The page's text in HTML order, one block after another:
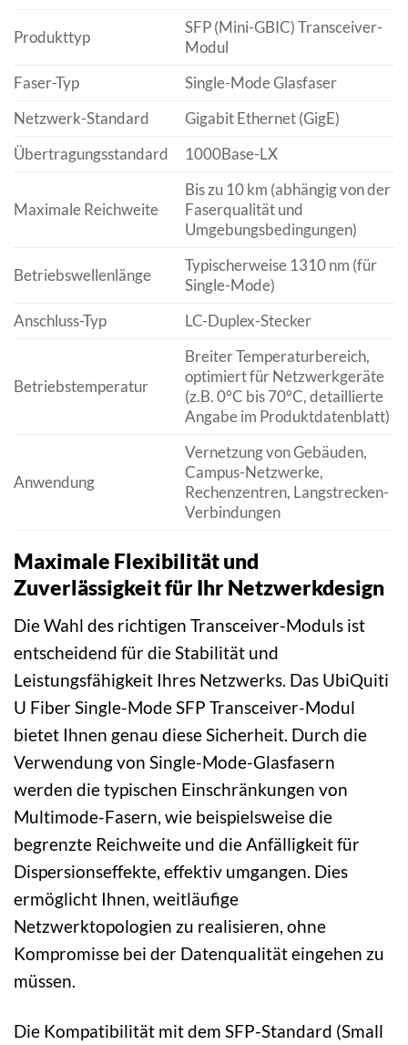
Produkttyp
SFP (Mini-GBIC) Transceiver-
Modul
Faser-Typ
Single-Mode Glasfaser
Netzwerk-Standard
Gigabit Ethernet (GigE)
Übertragungsstandard
1000Base-LX
Maximale Reichweite
Bis zu 10 km (abhängig von der
Faserqualität und
Umgebungsbedingungen)
Betriebswellenlänge
Typischerweise 1310 nm (für
Single-Mode)
Anschluss-Typ
LC-Duplex-Stecker
Betriebstemperatur
Breiter Temperaturbereich,
optimiert für Netzwerkgeräte
(z.B. 0°C bis 70°C, detaillierte
Angabe im Produktdatenblatt)
Anwendung
Vernetzung von Gebäuden,
Campus-Netzwerke,
Rechenzentren, Langstrecken-
Verbindungen
Maximale Flexibilität und
Zuverlässigkeit für Ihr Netzwerkdesign
Die Wahl des richtigen Transceiver-Moduls ist
entscheidend für die Stabilität und
Leistungsfähigkeit Ihres Netzwerks. Das UbiQuiti
U Fiber Single-Mode SFP Transceiver-Modul
bietet Ihnen genau diese Sicherheit. Durch die
Verwendung von Single-Mode-Glasfasern
werden die typischen Einschränkungen von
Multimode-Fasern, wie beispielsweise die
begrenzte Reichweite und die Anfälligkeit für
Dispersionseffekte, effektiv umgangen. Dies
ermöglicht Ihnen, weitläufige
Netzwerktopologien zu realisieren, ohne
Kompromisse bei der Datenqualität eingehen zu
müssen.
Die Kompatibilität mit dem SFP-Standard (Small